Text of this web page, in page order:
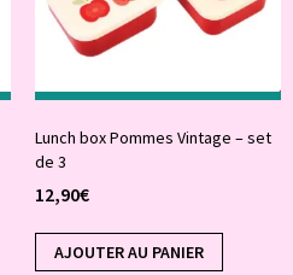
Lunch box Pommes Vintage – set
de 3
12,90€
AJOUTER AU PANIER